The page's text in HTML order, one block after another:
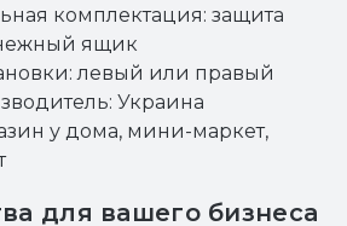
комплектация: защита
ящик
левый или правый
Украина
у дома, мини-маркет,
для вашего бизнеса